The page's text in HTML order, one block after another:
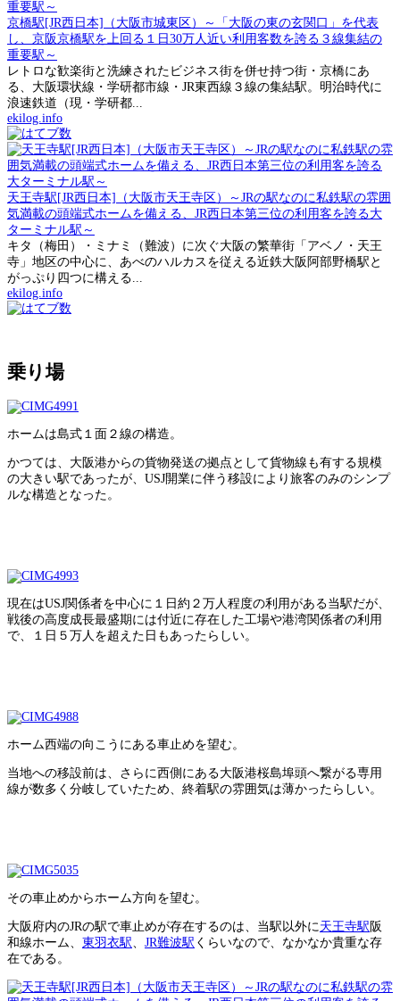
京橋駅[JR西日本]（大阪市城東区）～「大阪の東の玄関口」を代表
し、京阪京橋駅を上回る１日30万人近い利用客数を誇る３線集結の
重要駅～
レトロな歓楽街と洗練されたビジネス街を併せ持つ街・京橋にあ
る、大阪環状線・学研都市線・JR東西線３線の集結駅。明治時代に
浪速鉄道（現・学研都...
ekilog.info
天王寺駅[JR西日本]（大阪市天王寺区）～JRの駅なのに私鉄駅の雰囲
気満載の頭端式ホームを備える、JR西日本第三位の利用客を誇る大
ターミナル駅～
キタ（梅田）・ミナミ（難波）に次ぐ大阪の繁華街「アベノ・天王
寺」地区の中心に、あべのハルカスを従える近鉄大阪阿部野橋駅と
がっぷり四つに構える...
ekilog.info
乗り場
ホームは島式１面２線の構造。
かつては、大阪港からの貨物発送の拠点として貨物線も有する規模
の大きい駅であったが、USJ開業に伴う移設により旅客のみのシンプ
ルな構造となった。
現在はUSJ関係者を中心に１日約２万人程度の利用がある当駅だが、
戦後の高度成長最盛期には付近に存在した工場や港湾関係者の利用
で、１日５万人を超えた日もあったらしい。
ホーム西端の向こうにある車止めを望む。
当地への移設前は、さらに西側にある大阪港桜島埠頭へ繋がる専用
線が数多く分岐していたため、終着駅の雰囲気は薄かったらしい。
その車止めからホーム方向を望む。
大阪府内のJRの駅で車止めが存在するのは、当駅以外に天王寺駅 阪
和線ホーム、 東羽衣駅、 JR難波駅 くらいなので、なかなか貴重な存
在である。